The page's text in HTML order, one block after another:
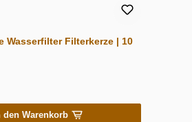
Wasserfilter Filterkerze | 10
den Warenkorb